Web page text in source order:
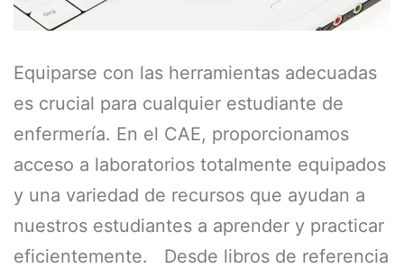
Equiparse con las herramientas adecuadas
es crucial para cualquier estudiante de
enfermería. En el CAE, proporcionamos
acceso a laboratorios totalmente equipados
y una variedad de recursos que ayudan a
nuestros estudiantes a aprender y practicar
eficientemente. Desde libros de referencia